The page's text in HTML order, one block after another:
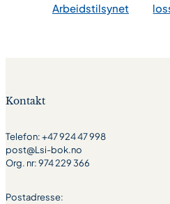
Arbeidstilsynet
Kontakt
Telefon: +47 924 47 998
post@Lsi-bok.no
Org. nr: 974 229 366
Postadresse: